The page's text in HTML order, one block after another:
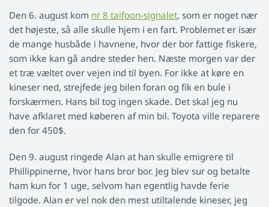
Den 6. august kom nr 8 taifoon-signalet, som er noget nær
det højeste, så alle skulle hjem i en fart. Problemet er især
de mange husbåde i havnene, hvor der bor fattige fiskere,
som ikke kan gå andre steder hen. Næste morgen var der
et træ væltet over vejen ind til byen. For ikke at køre en
kineser ned, strejfede jeg bilen foran og fik en bule i
forskærmen. Hans bil tog ingen skade. Det skal jeg nu
have afklaret med køberen af min bil. Toyota ville reparere
den for 450$.
Den 9. august ringede Alan at han skulle emigrere til
Phillippinerne, hvor hans bror bor. Jeg blev sur og betalte
ham kun for 1 uge, selvom han egentlig havde ferie
tilgode. Alan er vel nok den mest utiltalende kineser, jeg